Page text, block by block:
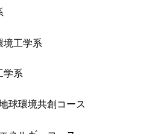
質・情報卓越コース
ス
子核工学コース
間医療科学技術コース
ネルギー・情報コース
イフエンジニアリングコ
ンジニアリングデザイン
ス
間医療科学技術コース
営工学コース
ンジニアリングデザイン
ス
子核工学コース
間医療科学技術コース
物質・情報卓越コース
ス
子核工学コース
地球生命コース
ス
能情報コース
ネルギー・情報コース
命理工学コース
イフエンジニアリングコ
人間医療科学技術コース
築学コース
ンジニアリングデザイン
境工学系
木工学コース
ンジニアリングデザイン
学系
球環境共創コース